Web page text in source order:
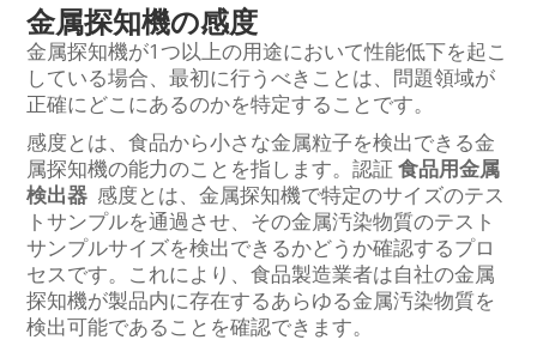
金属探知機の感度
金属探知機が1つ以上の用途において性能低下を起こ
している場合、最初に行うべきことは、問題領域が
正確にどこにあるのかを特定することです。
感度とは、食品から小さな金属粒子を検出できる金
属探知機の能力のことを指します。認証 食品用金属
検出器 感度とは、金属探知機で特定のサイズのテス
トサンプルを通過させ、その金属汚染物質のテスト
サンプルサイズを検出できるかどうか確認するプロ
セスです。これにより、食品製造業者は自社の金属
探知機が製品内に存在するあらゆる金属汚染物質を
検出可能であることを確認できます。